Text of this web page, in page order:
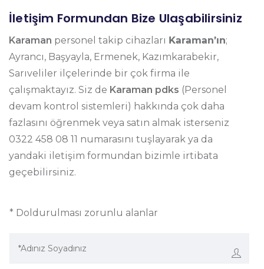
İletişim Formundan Bize Ulaşabilirsiniz
Karaman personel takip cihazları Karaman’ın;
Ayrancı, Başyayla, Ermenek, Kazımkarabekir,
Sarıveliler ilçelerinde bir çok firma ile
çalışmaktayız. Siz de Karaman pdks (Personel
devam kontrol sistemleri) hakkında çok daha
fazlasını öğrenmek veya satın almak isterseniz
0322 458 08 11 numarasını tuşlayarak ya da
yandaki iletişim formundan bizimle irtibata
geçebilirsiniz.
* Doldurulması zorunlu alanlar